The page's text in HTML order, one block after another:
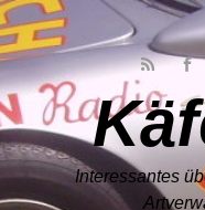
Zum Hauptinhalt
Interessantes